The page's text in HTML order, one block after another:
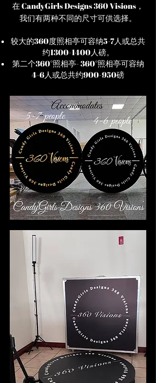
在 CandyGirls Designs 360 Visions，
我们有两种不同的尺寸可供选择。
较大的360度照相亭可容纳5-7人或总共
约1300-1400人磅。
第二个360°照相亭- 360°照相亭可容纳
4-6人或总共约900-950磅